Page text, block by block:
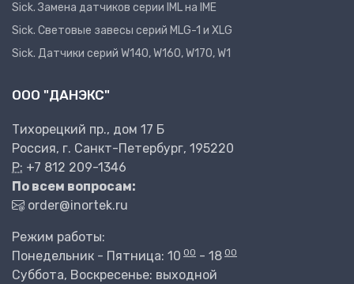
Sick. Замена датчиков серии IML на IME
Sick. Световые завесы серий MLG-1 и XLG
Sick. Датчики серий W140, W160, W170, W1
ООО "ДАНЭКС"
Тихорецкий пр., дом 17 Б
Россия, г. Санкт-Петербург, 195220
P: +7 812 209-1346
По всем вопросам:
order@inortek.ru
Режим работы:
Понедельник - Пятница: 10 00 - 18 00
Суббота, Воскресенье: выходной